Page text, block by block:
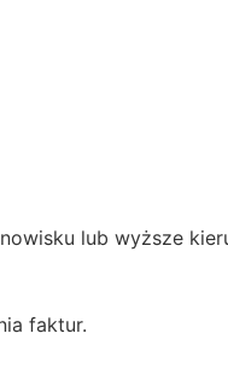
lub wyższe
faktur.